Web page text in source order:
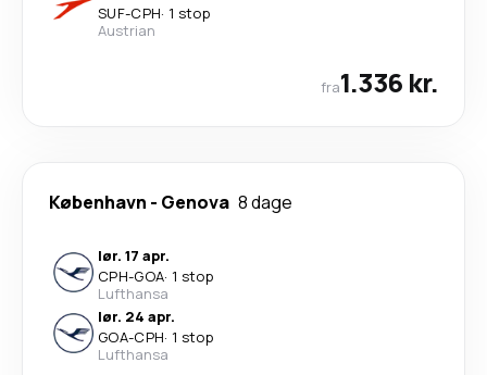
SUF-CPH· 1 stop
Austrian
fra1.336 kr.
København - Genova 8 dage
lør. 17 apr.
CPH-GOA· 1 stop
Lufthansa
lør. 24 apr.
GOA-CPH· 1 stop
Lufthansa